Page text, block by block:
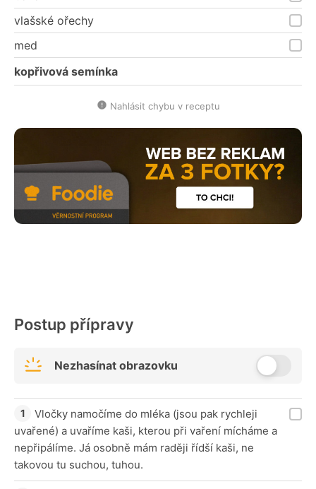
vlašské ořechy
med
kopřivová semínka
Nahlásit chybu v receptu
Postup přípravy
Nezhasínat obrazovku
Vločky namočíme do mléka (jsou pak rychleji
uvařené) a uvaříme kaši, kterou při vaření mícháme a
nepřipálíme. Já osobně mám raději řídší kaši, ne
takovou tu suchou, tuhou.